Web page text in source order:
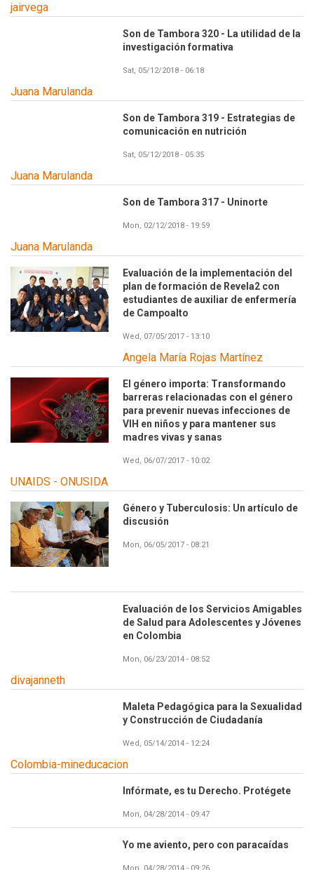
jairvega
Son de Tambora 320 - La utilidad de la
investigación formativa
Sat, 05/12/2018 - 06:18
Juana Marulanda
Son de Tambora 319 - Estrategias de
comunicación en nutrición
Sat, 05/12/2018 - 05:35
Juana Marulanda
Son de Tambora 317 - Uninorte
Mon, 02/12/2018 - 19:59
Juana Marulanda
Evaluación de la implementación del
plan de formación de Revela2 con
estudiantes de auxiliar de enfermería
de Campoalto
Wed, 07/05/2017 - 13:10
Angela María Rojas Martínez
El género importa: Transformando
barreras relacionadas con el género
para prevenir nuevas infecciones de
VIH en niños y para mantener sus
madres vivas y sanas
Wed, 06/07/2017 - 10:02
UNAIDS - ONUSIDA
Género y Tuberculosis: Un artículo de
discusión
Mon, 06/05/2017 - 08:21
Evaluación de los Servicios Amigables
de Salud para Adolescentes y Jóvenes
en Colombia
Mon, 06/23/2014 - 08:52
divajanneth
Maleta Pedagógica para la Sexualidad
y Construcción de Ciudadanía
Wed, 05/14/2014 - 12:24
Colombia-mineducacion
Infórmate, es tu Derecho. Protégete
Mon, 04/28/2014 - 09:47
Yo me aviento, pero con paracaídas